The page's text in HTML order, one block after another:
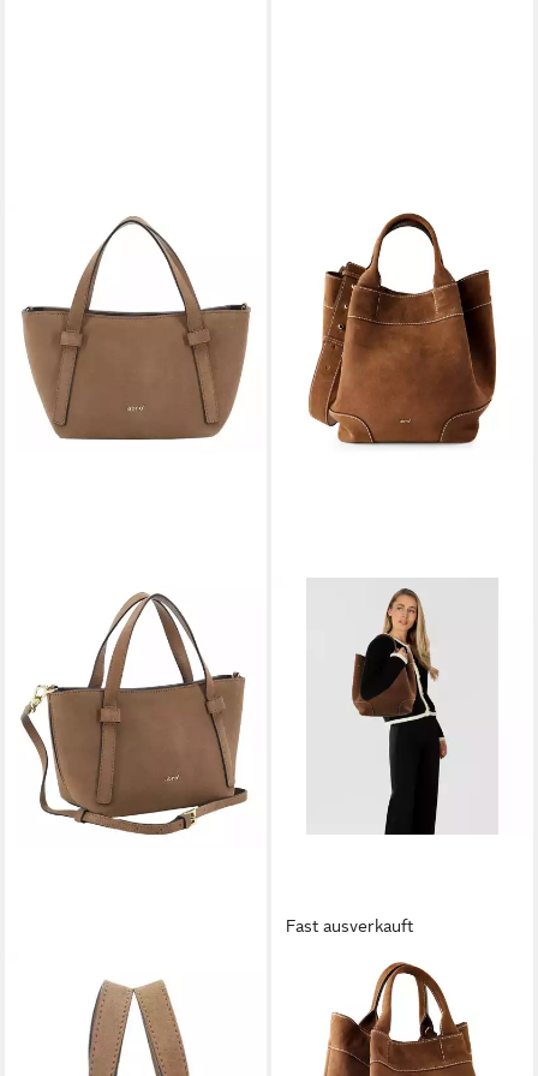
Handtasche COSMO Mini
199,00 €
in 2-3 Werktagen bei dir
Fast ausverkauft
Shopper Essential
379,00 €
in 2-3 Werktagen bei dir